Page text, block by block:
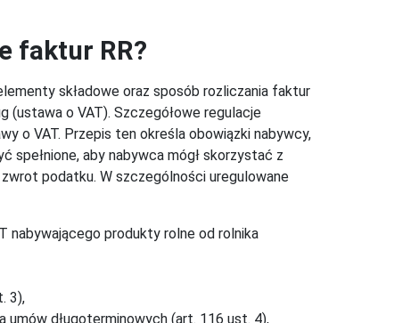
faktur RR?
składowe oraz sposób rozliczania faktur
(ustawa o VAT). Szczegółowe regulacje
o VAT. Przepis ten określa obowiązki nabywcy,
spełnione, aby nabywca mógł skorzystać z
podatku. W szczególności uregulowane
nabywającego produkty rolne od rolnika
3),
umów długoterminowych (art. 116 ust. 4),